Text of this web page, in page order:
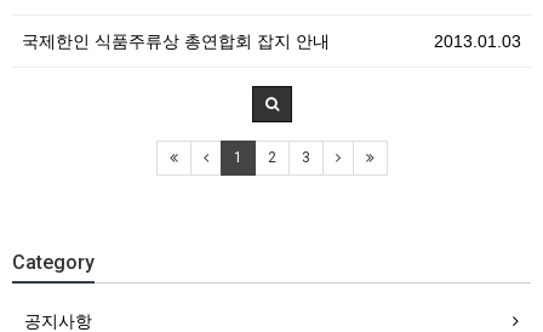
2013.01.03
국제한인 식품주류상 총연합회 잡지 안내
1 2 3
Category
공지사항